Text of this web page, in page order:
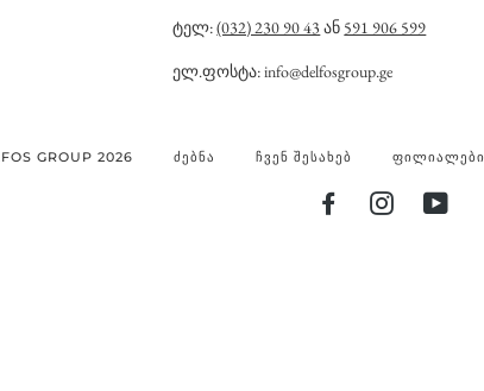
ტელ:(032) 230 90 43 ან 591 906 599
ელ.ფოსტა: info@delfosgroup.ge
GROUP 2026 ᲫᲔᲑᲜᲐ ᲩᲕᲔᲜ ᲨᲔᲡᲐᲮᲔᲑ ᲤᲘᲚᲘᲐᲚᲔᲑᲘ
FACEBOOKINSTAGRAM